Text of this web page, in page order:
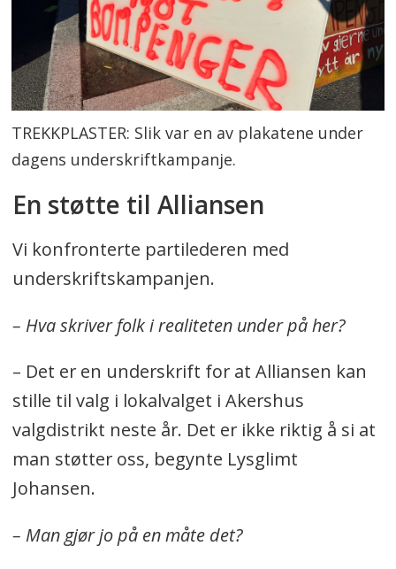
TREKKPLASTER: Slik var en av plakatene under
dagens underskriftkampanje.
En støtte til Alliansen
Vi konfronterte partilederen med
underskriftskampanjen.
– Hva skriver folk i realiteten under på her?
– Det er en underskrift for at Alliansen kan
stille til valg i lokalvalget i Akershus
valgdistrikt neste år. Det er ikke riktig å si at
man støtter oss, begynte Lysglimt
Johansen.
– Man gjør jo på en måte det?